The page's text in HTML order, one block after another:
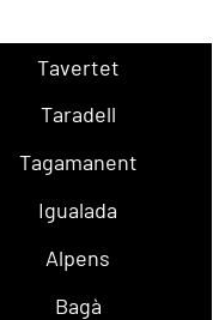
Tavertet
Taradell
Tagamanent
Igualada
Alpens
Bagà